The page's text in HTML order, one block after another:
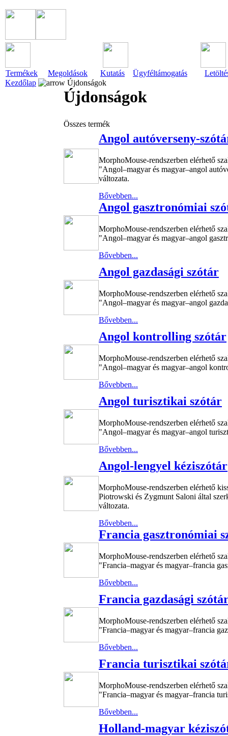
Termékek Megoldások Kutatás Ügyféltámogatás
Kezdőlap
Újdonságok
Újdonságok
Összes termék
Angol autóverseny-
MorphoMouse-rendszerben elérhető
"Angol–magyar és magyar–angol
változata.
Bővebben...
Angol gasztronómiai
MorphoMouse-rendszerben elérhető
"Angol–magyar és magyar–angol
Bővebben...
Angol gazdasági szótár
MorphoMouse-rendszerben elérhető
"Angol–magyar és magyar–angol
Bővebben...
Angol kontrolling szótár
MorphoMouse-rendszerben elérhető
"Angol–magyar és magyar–angol
Bővebben...
Angol turisztikai szótár
MorphoMouse-rendszerben elérhető
"Angol–magyar és magyar–angol
Bővebben...
Angol-lengyel kéziszótár
MorphoMouse-rendszerben elérhető
Piotrowski és Zygmunt Saloni által
változata.
Bővebben...
Francia gasztronómiai
MorphoMouse-rendszerben elérhető
"Francia–magyar és magyar–francia
Bővebben...
Francia gazdasági
MorphoMouse-rendszerben elérhető
"Francia–magyar és magyar–francia
Bővebben...
Francia turisztikai
MorphoMouse-rendszerben elérhető
"Francia–magyar és magyar–francia
Bővebben...
Holland-magyar